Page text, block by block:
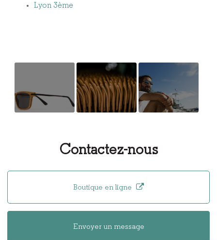
Lyon 3ème
support de
original de
Contactez-nous
Boutique en ligne
Envoyer un message